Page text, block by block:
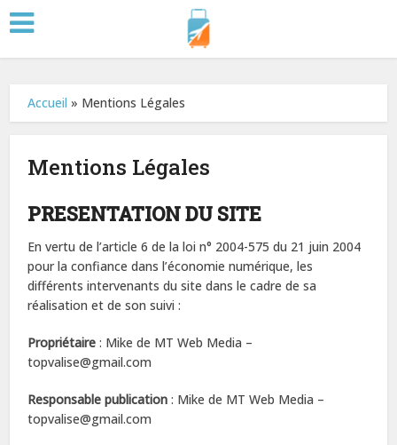
Accueil » Mentions Légales
Mentions Légales
PRESENTATION DU SITE
En vertu de l’article 6 de la loi n° 2004-575 du 21 juin 2004
pour la confiance dans l’économie numérique, les
différents intervenants du site dans le cadre de sa
réalisation et de son suivi :
Propriétaire : Mike de MT Web Media –
topvalise@gmail.com
Responsable publication : Mike de MT Web Media –
topvalise@gmail.com